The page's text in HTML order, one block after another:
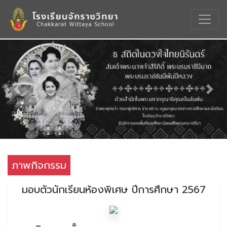
Previous Next
ภาพกิจกรรม
มอบตัวนักเรียนห้องพิเศษ ปีการศึกษา 2567